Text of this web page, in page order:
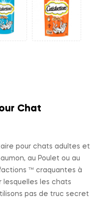
Chat
pour chats adultes et
au Poulet ou au
™ craquantes à
lesquelles les chats
pas de truc secret